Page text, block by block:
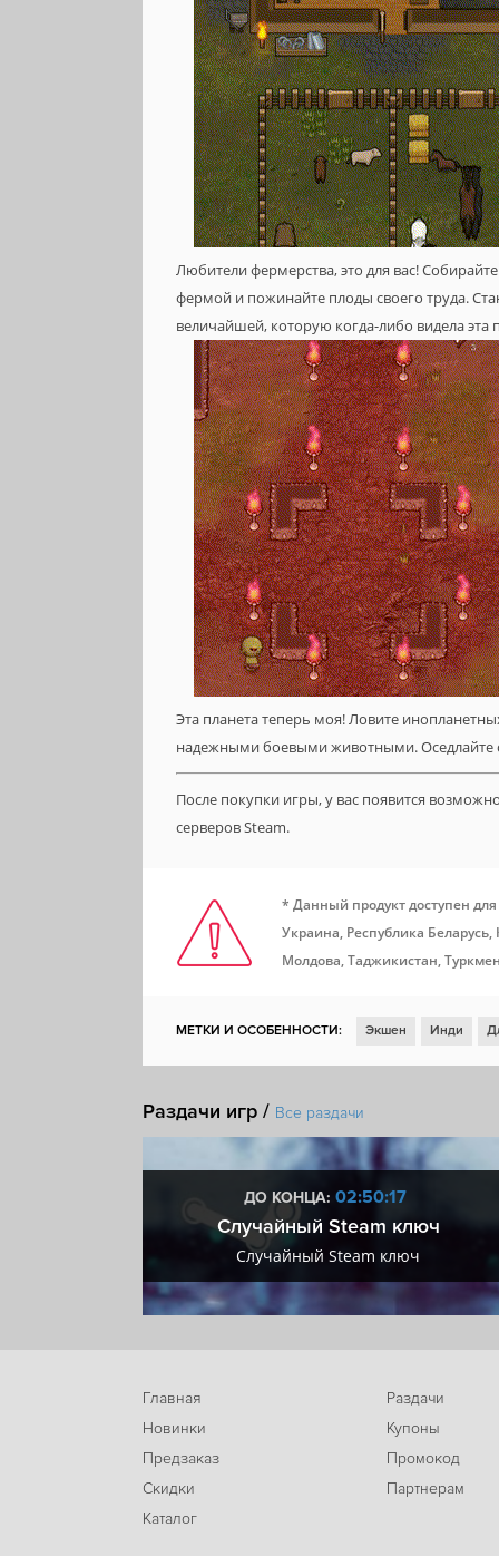
Любители фермерства, это для вас!
фермой и пожинайте плоды своего труда.
величайшей, которую когда-либо видела эта
Эта планета теперь моя! Ловите
надежными боевыми животными. Оседлайте
После покупки игры, у вас появится
серверов Steam.
* Данный продукт доступен
Украина, Республика
Молдова, Таджикистан,
МЕТКИ И ОСОБЕННОСТИ: Экшен Инди
Научная фантастика Песочница
Кастомизация персонажа Крафтинг
Steam Cloud
Раздачи игр / Все раздачи
ДО КОНЦА: 02:50:16
Случайный Steam ключ
Случайный Steam ключ
Главная
Новинки
Предзаказ
Скидки
Каталог
Раздачи
Купоны
Промокод
Партнерам